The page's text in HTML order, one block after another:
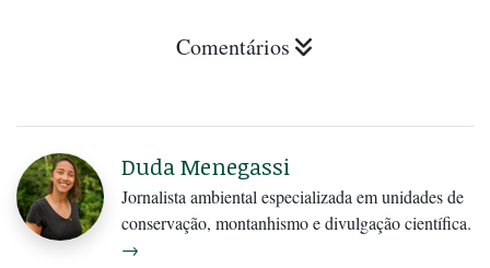
Comentários
Duda Menegassi
Jornalista ambiental especializada em unidades de
conservação, montanhismo e divulgação científica.
→